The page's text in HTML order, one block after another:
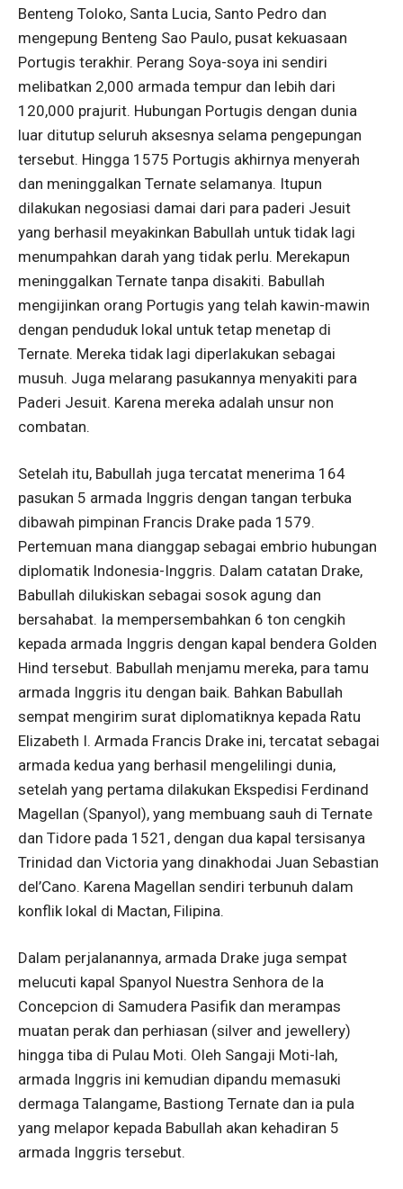
Benteng Toloko, Santa Lucia, Santo Pedro dan
mengepung Benteng Sao Paulo, pusat kekuasaan
Portugis terakhir. Perang Soya-soya ini sendiri
melibatkan 2,000 armada tempur dan lebih dari
120,000 prajurit. Hubungan Portugis dengan dunia
luar ditutup seluruh aksesnya selama pengepungan
tersebut. Hingga 1575 Portugis akhirnya menyerah
dan meninggalkan Ternate selamanya. Itupun
dilakukan negosiasi damai dari para paderi Jesuit
yang berhasil meyakinkan Babullah untuk tidak lagi
menumpahkan darah yang tidak perlu. Merekapun
meninggalkan Ternate tanpa disakiti. Babullah
mengijinkan orang Portugis yang telah kawin-mawin
dengan penduduk lokal untuk tetap menetap di
Ternate. Mereka tidak lagi diperlakukan sebagai
musuh. Juga melarang pasukannya menyakiti para
Paderi Jesuit. Karena mereka adalah unsur non
combatan.
Setelah itu, Babullah juga tercatat menerima 164
pasukan 5 armada Inggris dengan tangan terbuka
dibawah pimpinan Francis Drake pada 1579.
Pertemuan mana dianggap sebagai embrio hubungan
diplomatik Indonesia-Inggris. Dalam catatan Drake,
Babullah dilukiskan sebagai sosok agung dan
bersahabat. Ia mempersembahkan 6 ton cengkih
kepada armada Inggris dengan kapal bendera Golden
Hind tersebut. Babullah menjamu mereka, para tamu
armada Inggris itu dengan baik. Bahkan Babullah
sempat mengirim surat diplomatiknya kepada Ratu
Elizabeth I. Armada Francis Drake ini, tercatat sebagai
armada kedua yang berhasil mengelilingi dunia,
setelah yang pertama dilakukan Ekspedisi Ferdinand
Magellan (Spanyol), yang membuang sauh di Ternate
dan Tidore pada 1521, dengan dua kapal tersisanya
Trinidad dan Victoria yang dinakhodai Juan Sebastian
del’Cano. Karena Magellan sendiri terbunuh dalam
konflik lokal di Mactan, Filipina.
Dalam perjalanannya, armada Drake juga sempat
melucuti kapal Spanyol Nuestra Senhora de la
Concepcion di Samudera Pasifik dan merampas
muatan perak dan perhiasan (silver and jewellery)
hingga tiba di Pulau Moti. Oleh Sangaji Moti-lah,
armada Inggris ini kemudian dipandu memasuki
dermaga Talangame, Bastiong Ternate dan ia pula
yang melapor kepada Babullah akan kehadiran 5
armada Inggris tersebut.